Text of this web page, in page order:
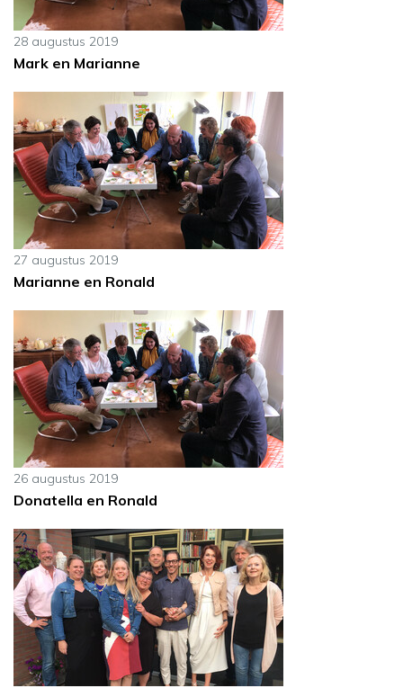
28 augustus 2019
Mark en Marianne
27 augustus 2019
Marianne en Ronald
26 augustus 2019
Donatella en Ronald